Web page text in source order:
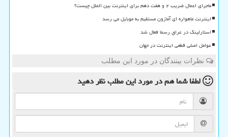
ماجرای اعمال ضریب ۲ و هفت دهم برای اینترنت بین الملل چیست؟
اینترنت ماهواره ای آمازون مستقیم به موبایل می رسد
استارلینک در عراق رسما فعال شد
عوامل اصلی قطعی اینترنت در جهان
نظرات بینندگان در مورد این مطلب
لطفا شما همدر مورد این مطلبنظر دهید